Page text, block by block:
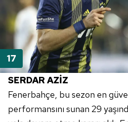
SERDAR AZİZ
Fenerbahçe, bu sezon en
performansını sunan 29